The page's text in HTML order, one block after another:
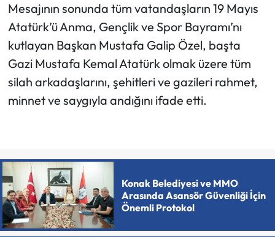
Mesajının sonunda tüm vatandaşların 19 Mayıs
Atatürk’ü Anma, Gençlik ve Spor Bayramı’nı
kutlayan Başkan Mustafa Galip Özel, başta
Gazi Mustafa Kemal Atatürk olmak üzere tüm
silah arkadaşlarını, şehitleri ve gazileri rahmet,
minnet ve saygıyla andığını ifade etti.
Konak Belediyesi ve MMO
Arasında Asansör Güvenliği İçin
Önemli Protokol